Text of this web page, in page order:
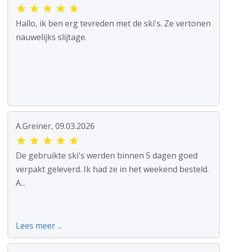
★ ★ ★ ★ ★
Hallo, ik ben erg tevreden met de ski's. Ze vertonen
nauwelijks slijtage.
A.Greiner, 09.03.2026
★ ★ ★ ★ ★
De gebruikte ski's werden binnen 5 dagen goed
verpakt geleverd. Ik had ze in het weekend besteld.
A...
Lees meer ...